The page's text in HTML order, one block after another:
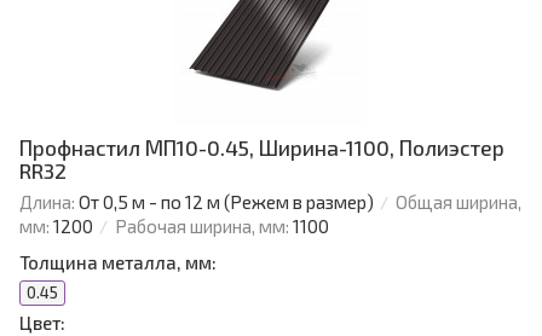
Профнастил МП10-0.45, Ширина-1100, Полиэстер
RR32
Длина: От 0,5 м - по 12 м (Режем в размер)
Общая ширина,
мм: 1200 Рабочая ширина, мм: 1100
Толщина металла, мм:
0.45
Цвет: